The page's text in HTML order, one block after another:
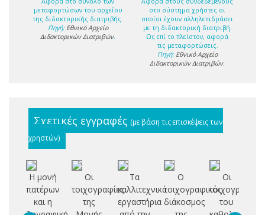
μεταφορτώσων του αρχείου
της διδακτορικής διατριβής.
Πηγή: Εθνικό Αρχείο
Διδακτορικών Διατριβών.
στο σύστημα χρήστες οι
οποίοι έχουν αλληλεπιδράσει
με τη διδακτορική διατριβή.
Ως επί το πλείστον, αφορά
τις μεταφορτώσεις.
Πηγή: Εθνικό Αρχείο
Διδακτορικών Διατριβών.
Σχετικές εγγραφές (με βάση τις επισκέψεις των
χρηστών)
Η μονή
πατέρων
και η
Οι
τοιχογραφίες
της
Τα
καλλιτεχνικά
εργαστήρια
Ο
τοιχογραφικός
διάκοσμος
Οι
τοιχογραφίες
του